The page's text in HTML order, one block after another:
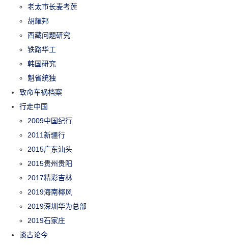
老太市长麦考莲
胡耀邦
西藏问题研究
铁路华工
韩国研究
魁省统独
致命车祸档案
行走中国
2009中国纪行
2011新疆行
2015广东汕头
2015贵州贵阳
2017精彩吉林
2019海南椰风
2019深圳华为总部
2019石家庄
谈古论今